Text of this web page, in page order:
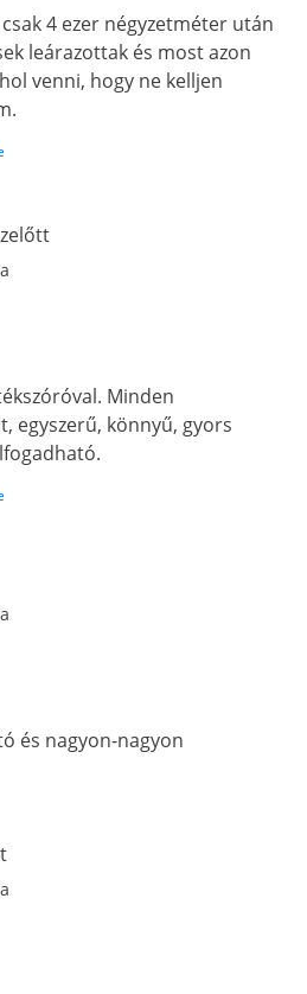
4 ezer négyzetméter után
leárazottak és most azon
venni, hogy ne kelljen
Minden
egyszerű, könnyű, gyors
és nagyon-nagyon